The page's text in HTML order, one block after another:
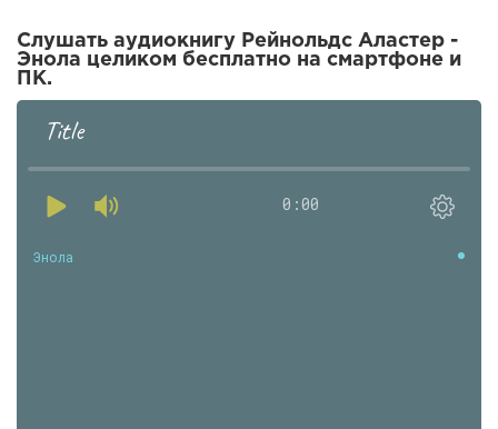
Слушать аудиокнигу Рейнольдс Аластер -
Энола целиком бесплатно на смартфоне и
ПК.
Title
0:00
Энола